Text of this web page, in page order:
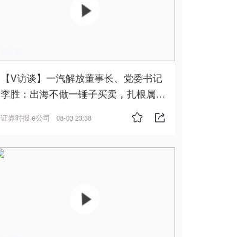
【V访谈】一汽解放董事长、党委书记
李胜：出海不做一锤子买卖，扎根属
证券时报·e公司 08-03 23:38